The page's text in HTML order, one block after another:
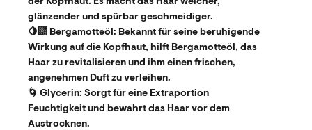
der Kopfhaut. Es macht das Haar weicher,
glänzender und spürbar geschmeidiger.
🍋‍🟩 Bergamotteöl: Bekannt für seine beruhigende
Wirkung auf die Kopfhaut, hilft Bergamotteöl, das
Haar zu revitalisieren und ihm einen frischen,
angenehmen Duft zu verleihen.
🌀 Glycerin: Sorgt für eine Extraportion
Feuchtigkeit und bewahrt das Haar vor dem
Austrocknen.